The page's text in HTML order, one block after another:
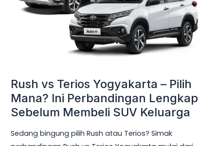
Rush vs Terios Yogyakarta – Pilih
Mana? Ini Perbandingan Lengkap
Sebelum Membeli SUV Keluarga
Sedang bingung pilih Rush atau Terios? Simak
Pilih
Membeli
SUV
Keluarga